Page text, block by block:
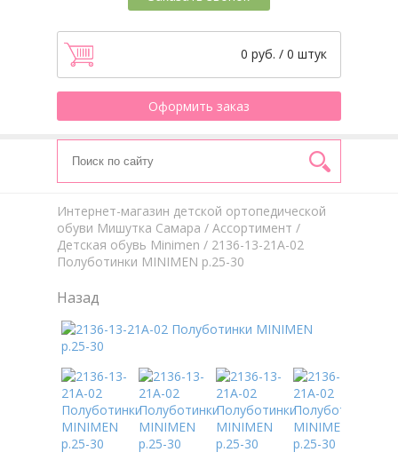
0 руб. / 0 штук
Оформить заказ
Интернет-магазин детской ортопедической
обуви Мишутка Самара / Aссортимент /
Детская обувь Minimen / 2136-13-21А-02
Полуботинки MINIMEN р.25-30
Назад